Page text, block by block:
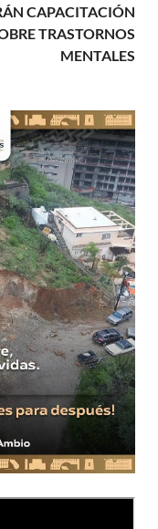
CAPACITACIÓN
TRASTORNOS
MENTALES